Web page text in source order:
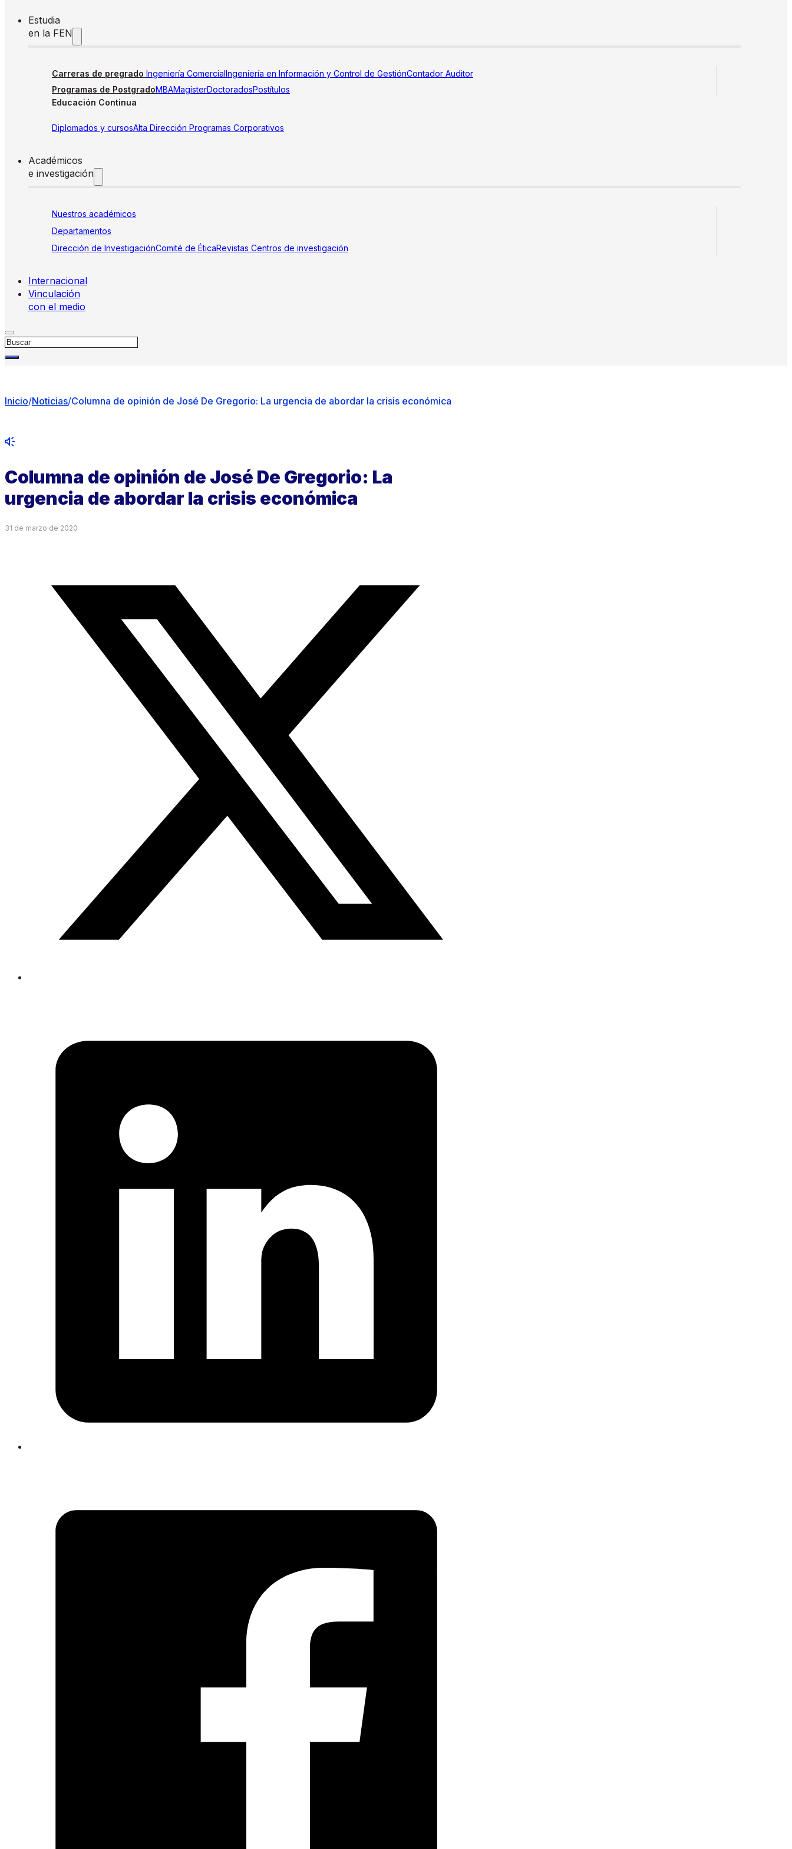
Estudia
en la FEN
Carreras de pregrado Ingeniería ComercialIngeniería en Información y Control de GestiónContador Auditor
Programas de PostgradoMBAMagísterDoctoradosPostítulos
Educación Continua
Diplomados y cursosAlta Dirección Programas Corporativos
Académicos
e investigación
Nuestros académicos
Departamentos
Dirección de InvestigaciónComité de ÉticaRevistas Centros de investigación
Internacional
Vinculación
con el medio
Buscar
Inicio/Noticias/Columna de opinión de José De Gregorio: La urgencia de abordar la crisis económica
Columna de opinión de José De Gregorio: La
urgencia de abordar la crisis económica
31 de marzo de 2020